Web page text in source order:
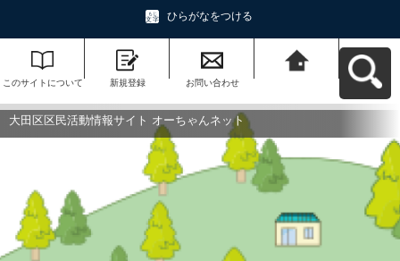
ひらがなをつける
このサイトについて 新規登録 お問い合わせ
ットへ戻る
大田区区民活動情報サイト オーちゃんネット